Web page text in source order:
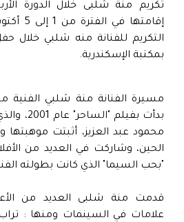
تكريم منة شلبى خلال الدورة
التكريم للفنانة منه شلبي خلال
بمكتبة الإسكندرية.
مسيرة الفنانة منة شلبي الفنية
بدأت
محمود عبد العزيز، أثبتت موهبتها
الحين، وشاركت في العديد من
"بحب السيما" الذي كانت بطولته
قدمت منة شلبى العديد من
علامات في السينمات ومنها :